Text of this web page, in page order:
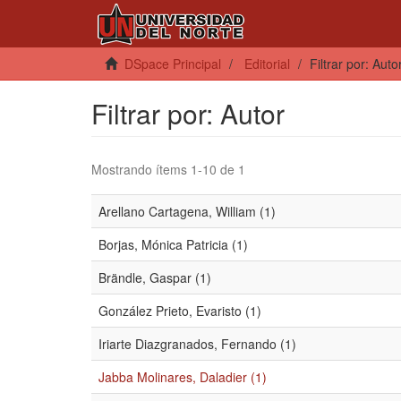
DSpace Principal Editorial Filtrar por:
Filtrar por: Autor
Mostrando ítems 1-10 de 1
Arellano Cartagena, William (1)
Borjas, Mónica Patricia (1)
Brändle, Gaspar (1)
González Prieto, Evaristo (1)
Iriarte Diazgranados, Fernando (1)
Jabba Molinares, Daladier (1)